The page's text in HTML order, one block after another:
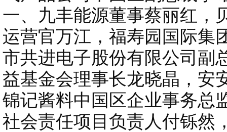
一、九丰能源董事蔡丽红，
运营官万江，福寿园国际集
市共进电子股份有限公司副
益基金会理事长龙晓晶，安
锦记酱料中国区企业事务总
社会责任项目负责人付铄然